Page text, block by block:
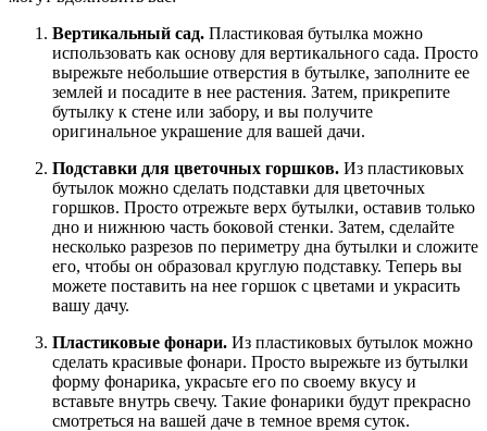
Вертикальный сад. Пластиковая бутылка можно
использовать как основу для вертикального сада. Просто
вырежьте небольшие отверстия в бутылке, заполните ее
землей и посадите в нее растения. Затем, прикрепите
бутылку к стене или забору, и вы получите
оригинальное украшение для вашей дачи.
Подставки для цветочных горшков. Из пластиковых
бутылок можно сделать подставки для цветочных
горшков. Просто отрежьте верх бутылки, оставив только
дно и нижнюю часть боковой стенки. Затем, сделайте
несколько разрезов по периметру дна бутылки и сложите
его, чтобы он образовал круглую подставку. Теперь вы
можете поставить на нее горшок с цветами и украсить
вашу дачу.
Пластиковые фонари. Из пластиковых бутылок можно
сделать красивые фонари. Просто вырежьте из бутылки
форму фонарика, украсьте его по своему вкусу и
вставьте внутрь свечу. Такие фонарики будут прекрасно
смотреться на вашей даче в темное время суток.